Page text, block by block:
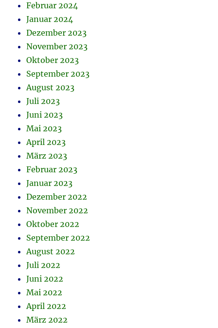
Februar 2024
Januar 2024
Dezember 2023
November 2023
Oktober 2023
September 2023
August 2023
Juli 2023
Juni 2023
Mai 2023
April 2023
März 2023
Februar 2023
Januar 2023
Dezember 2022
November 2022
Oktober 2022
September 2022
August 2022
Juli 2022
Juni 2022
Mai 2022
April 2022
März 2022